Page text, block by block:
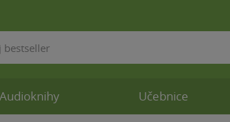
Audioknihy Učebnice